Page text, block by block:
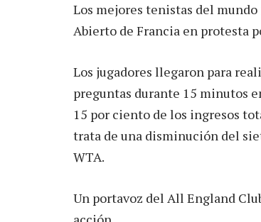
Los mejores tenistas del
Abierto de Francia en protesta
Los jugadores llegaron para
preguntas durante 15 minutos
15 por ciento de los ingresos
trata de una disminución del
WTA.
Un portavoz del All England